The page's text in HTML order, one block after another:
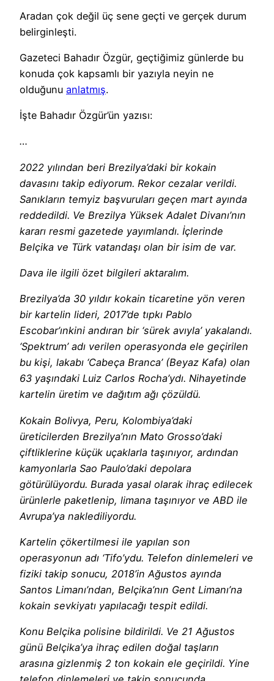
Aradan çok değil üç sene geçti ve gerçek durum
belirginleşti.
Gazeteci Bahadır Özgür, geçtiğimiz günlerde bu
konuda çok kapsamlı bir yazıyla neyin ne
olduğunu anlatmış.
İşte Bahadır Özgür’ün yazısı:
…
2022 yılından beri Brezilya’daki bir kokain
davasını takip ediyorum. Rekor cezalar verildi.
Sanıkların temyiz başvuruları geçen mart ayında
reddedildi. Ve Brezilya Yüksek Adalet Divanı’nın
kararı resmi gazetede yayımlandı. İçlerinde
Belçika ve Türk vatandaşı olan bir isim de var.
Dava ile ilgili özet bilgileri aktaralım.
Brezilya’da 30 yıldır kokain ticaretine yön veren
bir kartelin lideri, 2017’de tıpkı Pablo
Escobar’ınkini andıran bir ‘sürek avıyla’ yakalandı.
‘Spektrum’ adı verilen operasyonda ele geçirilen
bu kişi, lakabı ‘Cabeça Branca’ (Beyaz Kafa) olan
63 yaşındaki Luiz Carlos Rocha’ydı. Nihayetinde
kartelin üretim ve dağıtım ağı çözüldü.
Kokain Bolivya, Peru, Kolombiya’daki
üreticilerden Brezilya’nın Mato Grosso’daki
çiftliklerine küçük uçaklarla taşınıyor, ardından
kamyonlarla Sao Paulo’daki depolara
götürülüyordu. Burada yasal olarak ihraç edilecek
ürünlerle paketlenip, limana taşınıyor ve ABD ile
Avrupa’ya naklediliyordu.
Kartelin çökertilmesi ile yapılan son
operasyonun adı ‘Tifo’ydu. Telefon dinlemeleri ve
fiziki takip sonucu, 2018’in Ağustos ayında
Santos Limanı’ndan, Belçika’nın Gent Limanı’na
kokain sevkiyatı yapılacağı tespit edildi.
Konu Belçika polisine bildirildi. Ve 21 Ağustos
günü Belçika’ya ihraç edilen doğal taşların
arasına gizlenmiş 2 ton kokain ele geçirildi. Yine